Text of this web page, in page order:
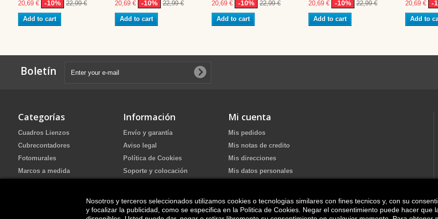
20,69 € -10% 22,99 €
Add to cart
20,69 € -10% 22,99 €
Add to cart
20,69 € -10% 22,99 €
Add to cart
20,69 € -10% 22,99 €
Add to cart
20,69 € -
Add to
Boletín
Categorías
Cuadros Lienzos
Cubrecontadores
Fotomurales
Marcos a medida
Información
Envío y garantía
Aviso legal
Política de Cookies
Soporte y colocación
FAQ
Mi cuenta
Mis pedidos
Mis notas de credito
Mis direcciones
Mis datos personales
Update your Cookie preferences
Nosotros y terceros seleccionados utilizamos cookies o tecnologias similares con fines tecnicos y, con su
y focalizar la publicidad, como se especifica en la Politica de Cookies. Negar el consentimiento puede hacer que